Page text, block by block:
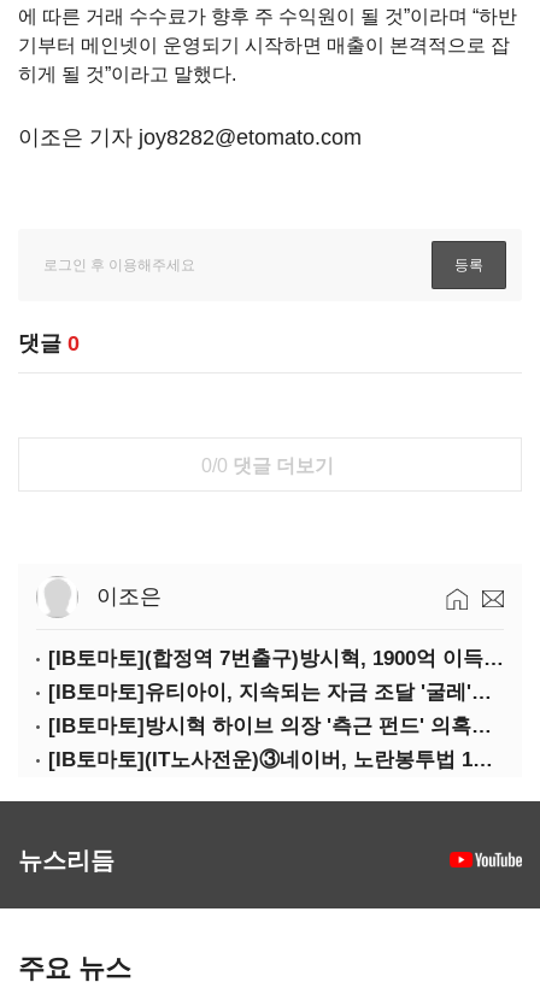
에 따른 거래 수수료가 향후 주 수익원이 될 것”이라며 “하반
기부터 메인넷이 운영되기 시작하면 매출이 본격적으로 잡
히게 될 것”이라고 말했다.
이조은 기자 joy8282@etomato.com
댓글 0
0/0 댓글 더보기
이조은
[IB토마토](합정역 7번출구)방시혁, 1900억 이득 논란…하이브 상장 진실은?
[IB토마토]유티아이, 지속되는 자금 조달 '굴레'…부채 리스크 고조
[IB토마토]방시혁 하이브 의장 '측근 펀드' 의혹…실상은 해외 투자 무산
[IB토마토](IT노사전운)③네이버, 노란봉투법 1호 되나…관건은 '진짜 주인'
뉴스리듬
주요 뉴스